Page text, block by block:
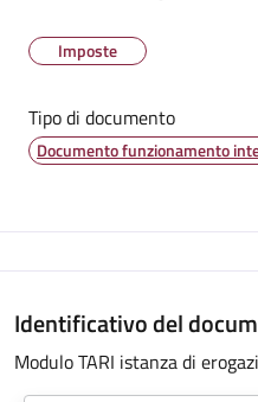
Imposte
Tipo di documento
Documento funzionamento
Identificativo del
Modulo TARI istanza di